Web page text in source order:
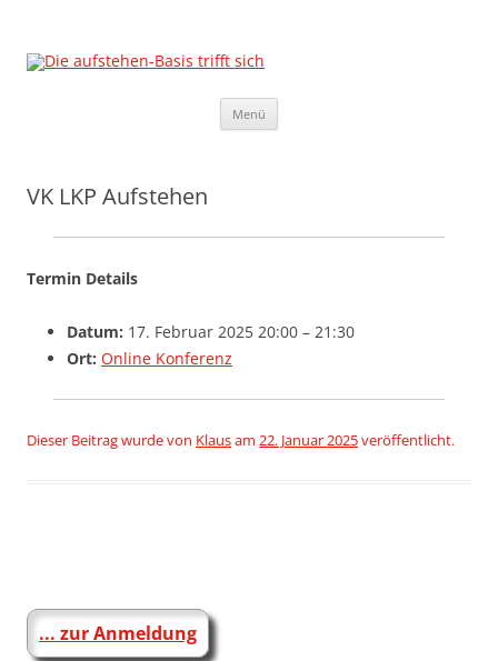
Menü
VK LKP Aufstehen
Termin Details
Datum: 17. Februar 2025 20:00 – 21:30
Ort: Online Konferenz
Dieser Beitrag wurdevon Klausam 22. Januar 2025veröffentlicht.
... zur Anmeldung